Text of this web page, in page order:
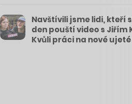
Navštívili jsme lidi, kteří
den pouští video s Jiřím
Kvůli práci na nové